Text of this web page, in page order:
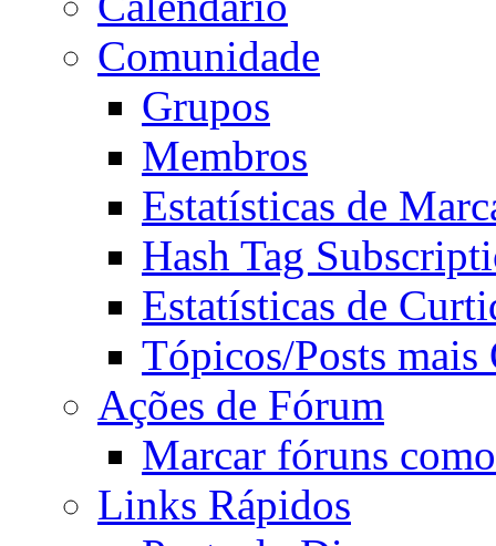
Comunidade
Grupos
Membros
Estatísticas de
Hash Tag
Estatísticas de
Tópicos/Posts mais
Ações de Fórum
Marcar fóruns
Links Rápidos